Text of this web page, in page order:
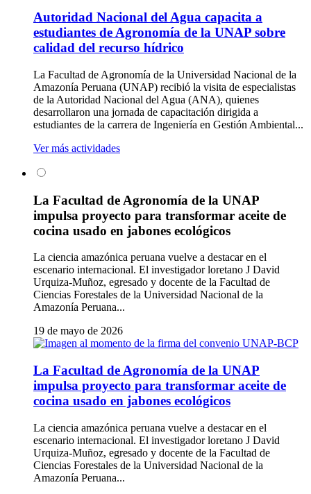
Autoridad Nacional del Agua capacita a
estudiantes de Agronomía de la UNAP sobre
calidad del recurso hídrico
La Facultad de Agronomía de la Universidad Nacional de la
Amazonía Peruana (UNAP) recibió la visita de especialistas
de la Autoridad Nacional del Agua (ANA), quienes
desarrollaron una jornada de capacitación dirigida a
estudiantes de la carrera de Ingeniería en Gestión Ambiental...
Ver más actividades
La Facultad de Agronomía de la UNAP
impulsa proyecto para transformar aceite de
cocina usado en jabones ecológicos
La ciencia amazónica peruana vuelve a destacar en el
escenario internacional. El investigador loretano J David
Urquiza-Muñoz, egresado y docente de la Facultad de
Ciencias Forestales de la Universidad Nacional de la
Amazonía Peruana...
19 de mayo de 2026
La Facultad de Agronomía de la UNAP
impulsa proyecto para transformar aceite de
cocina usado en jabones ecológicos
La ciencia amazónica peruana vuelve a destacar en el
escenario internacional. El investigador loretano J David
Urquiza-Muñoz, egresado y docente de la Facultad de
Ciencias Forestales de la Universidad Nacional de la
Amazonía Peruana...